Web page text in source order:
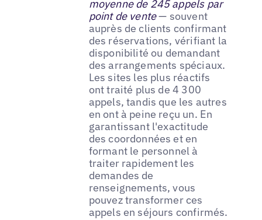
moyenne de 245 appels par
point de vente— souvent
auprès de clients confirmant
des réservations, vérifiant la
disponibilité ou demandant
des arrangements spéciaux.
Les sites les plus réactifs
ont traité plus de 4 300
appels, tandis que les autres
en ont à peine reçu un. En
garantissant l'exactitude
des coordonnées et en
formant le personnel à
traiter rapidement les
demandes de
renseignements, vous
pouvez transformer ces
appels en séjours confirmés.